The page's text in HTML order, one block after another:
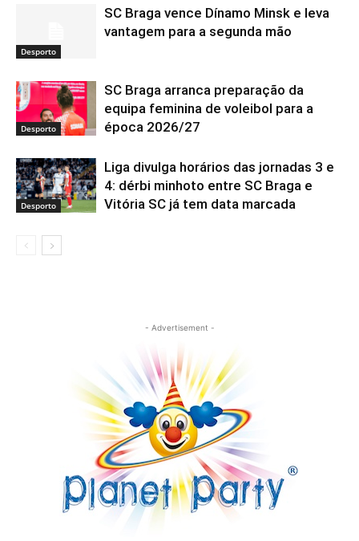
Desporto
SC Braga vence Dínamo Minsk e leva
vantagem para a segunda mão
Desporto
SC Braga arranca preparação da
equipa feminina de voleibol para a
época 2026/27
Desporto
Liga divulga horários das jornadas 3 e
4: dérbi minhoto entre SC Braga e
Vitória SC já tem data marcada
- Advertisement -